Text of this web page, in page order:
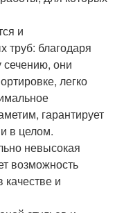
и
труб: благодаря
сечению, они
легко
гарантирует
в целом.
невысокая
возможность
качестве и